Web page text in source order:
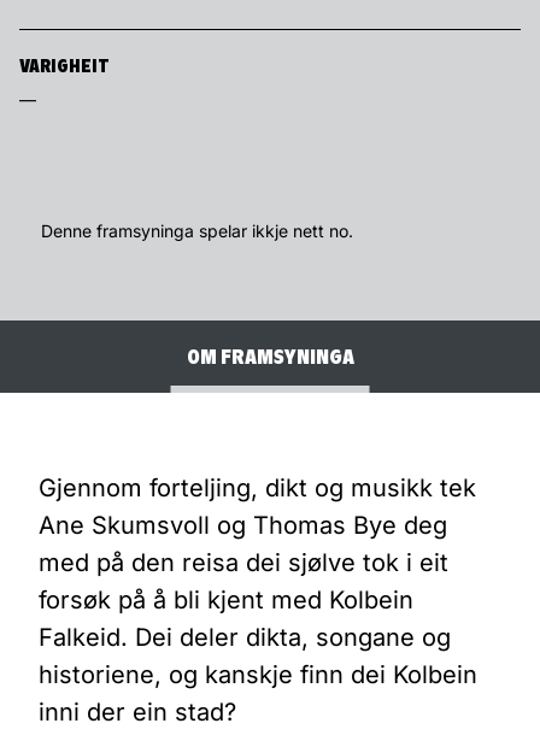
VARIGHEIT
—
Denne framsyninga spelar ikkje nett no.
OM FRAMSYNINGA
Gjennom forteljing, dikt og musikk tek
Ane Skumsvoll og Thomas Bye deg
med på den reisa dei sjølve tok i eit
forsøk på å bli kjent med Kolbein
Falkeid. Dei deler dikta, songane og
historiene, og kanskje finn dei Kolbein
inni der ein stad?